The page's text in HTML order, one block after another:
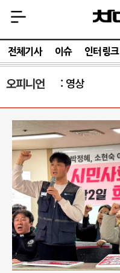
전체기사 이슈 인터링크
오피니언 영상